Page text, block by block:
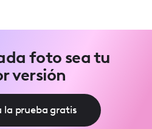
foto sea tu
versión
la prueba gratis